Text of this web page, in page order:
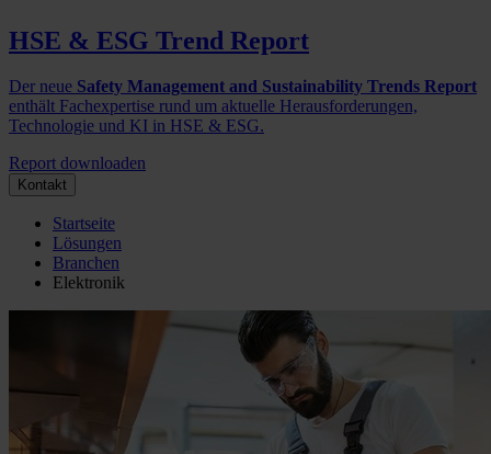
HSE & ESG Trend Report
Der neue Safety Management and Sustainability Trends Report
enthält Fachexpertise rund um aktuelle Herausforderungen,
Technologie und KI in HSE & ESG.
Report downloaden
Kontakt
Startseite
Lösungen
Branchen
Elektronik